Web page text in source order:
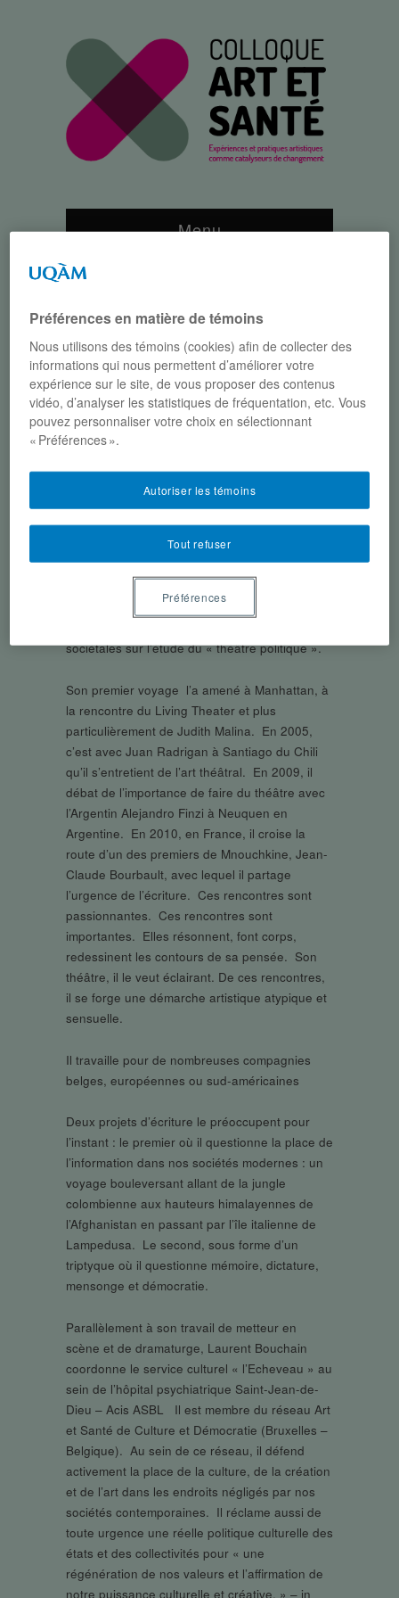
Menu
LAURENT BOUCHAIN
Coordonnateur, Directeur, Service culturel
L’Écheveau, Service culturel de l’hôpital
psychiatrique Saint-Jean-de-Dieu, Leuze-en-
Juliette, Les anges
sont aussi des
putains, NY 1953, Trente mille ombres sans
corpsouMoby Bec de lièvre, voilà les titres de
Depuis plus de quinze ans, Laurent Bouchain
sociétales sur l’étude du « théâtre politique ».
Son premier voyage l’a amené à Manhattan, à
la rencontre du Living Theater et plus
particulièrement de Judith Malina. En 2005,
c’est avec Juan Radrigan à Santiago du Chili
qu’il s’entretient de l’art théâtral. En 2009, il
débat de l’importance de faire du théâtre avec
l’Argentin Alejandro Finzi à Neuquen en
Argentine. En 2010, en France, il croise la
route d’un des premiers de Mnouchkine, Jean-
Claude Bourbault, avec lequel il partage
l’urgence de l’écriture. Ces rencontres sont
passionnantes. Ces rencontres sont
importantes. Elles résonnent, font corps,
redessinent les contours de sa pensée. Son
théâtre, il le veut éclairant. De ces rencontres,
il se forge une démarche artistique atypique et
sensuelle.
Il travaille pour de nombreuses compagnies
belges, européennes ou sud-américaines
Deux projets d’écriture le préoccupent pour
l’instant : le premier où il questionne la place de
l’information dans nos sociétés modernes : un
voyage bouleversant allant de la jungle
colombienne aux hauteurs himalayennes de
l’Afghanistan en passant par l’île italienne de
Lampedusa. Le second, sous forme d’un
triptyque où il questionne mémoire, dictature,
mensonge et démocratie.
Parallèlement à son travail de metteur en
scène et de dramaturge, Laurent Bouchain
coordonne le service culturel « l’Echeveau » au
sein de l’hôpital psychiatrique Saint-Jean-de-
Dieu – Acis ASBL Il est membre du réseau Art
et Santé de Culture et Démocratie (Bruxelles –
Belgique). Au sein de ce réseau, il défend
activement la place de la culture, de la création
et de l’art dans les endroits négligés par nos
sociétés contemporaines. Il réclame aussi de
toute urgence une réelle politique culturelle des
états et des collectivités pour « une
régénération de nos valeurs et l’affirmation de
notre puissance culturelle et créative. » – in
Préférences en matière de témoins
Nous utilisons des témoins (cookies) afin de collecter des
informations qui nous permettent d’améliorer votre
expérience sur le site, de vous proposer des contenus
vidéo, d’analyser les statistiques de fréquentation, etc. Vous
pouvez personnaliser votre choix en sélectionnant
« Préférences ».
Tout refuser
Autoriser les témoins
Préférences